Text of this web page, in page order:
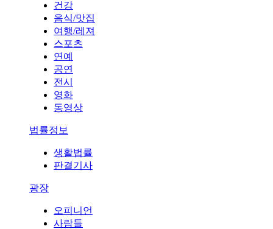
건강
음식/맛집
여행/레져
스포츠
연예
공연
전시
영화
동영상
법률정보
생활법률
판결기사
광장
오피니언
사람들